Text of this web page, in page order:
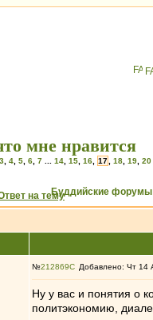
мне нравится
3 4 5 6 7 14 15 16 17 18 19 20
Буддийские форумы
№212869 Добавлено: Чт 14
Ну у вас и понятия о
политэкономию,